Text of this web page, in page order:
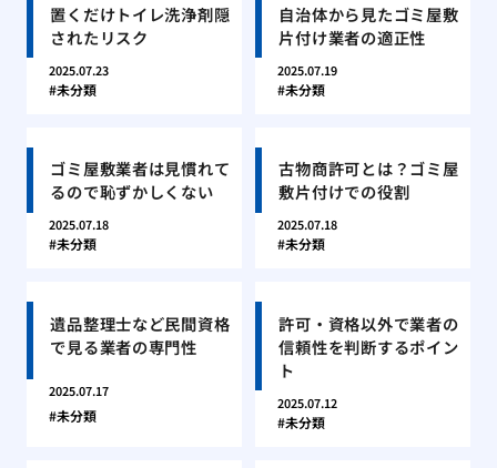
置くだけトイレ洗浄剤隠
されたリスク
2025.07.23
未分類
自治体から見たゴミ屋敷
片付け業者の適正性
2025.07.19
未分類
ゴミ屋敷業者は見慣れて
るので恥ずかしくない
2025.07.18
未分類
古物商許可とは？ゴミ屋
敷片付けでの役割
2025.07.18
未分類
遺品整理士など民間資格
で見る業者の専門性
2025.07.17
未分類
許可・資格以外で業者の
信頼性を判断するポイン
ト
2025.07.12
未分類